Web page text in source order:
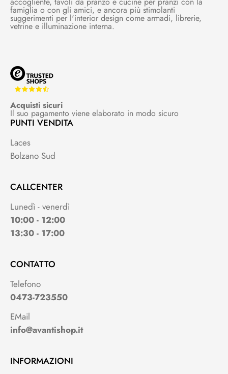
famiglia o con gli amici, e ancora più stimolanti
suggerimenti per l'interior design come armadi, librerie,
vetrine e illuminazione interna.
Acquisti sicuri
Il suo pagamento viene elaborato in modo sicuro
PUNTI VENDITA
Laces
Bolzano Sud
CALLCENTER
Lunedì - venerdì
10:00 - 12:00
13:30 - 17:00
CONTATTO
Telefono
0473-723550
EMail
info@avantishop.it
INFORMAZIONI